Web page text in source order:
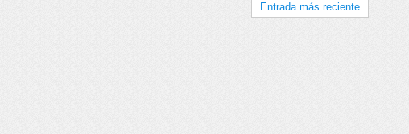
Entrada más reciente